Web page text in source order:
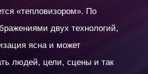
«тепловизором». По
двух технологий,
ясна и может
людей, цели, сцены и так